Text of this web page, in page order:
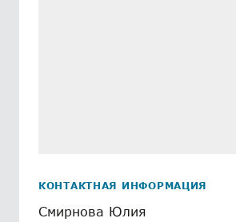
КОНТАКТНАЯ ИНФОРМАЦИЯ
Смирнова Юлия